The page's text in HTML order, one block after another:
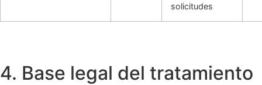
solicitudes
4. Base legal del tratamiento